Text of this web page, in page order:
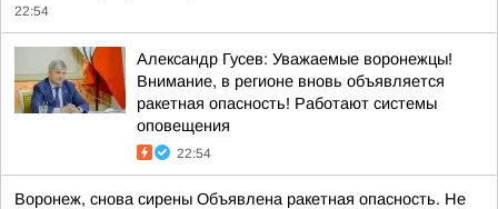
22:54
Александр Гусев: Уважаемые воронежцы!
Внимание, в регионе вновь объявляется
ракетная опасность! Работают системы
оповещения
22:54
Воронеж, снова сирены Объявлена ракетная опасность. Не